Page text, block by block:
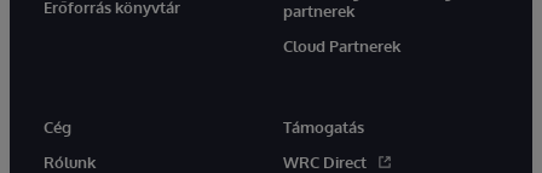
Erőforrás könyvtár
partnerek
Cloud Partnerek
Cég
Rólunk
Támogatás
WRC Direct